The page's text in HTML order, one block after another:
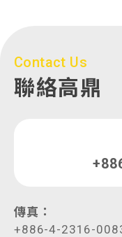
Contact Us
聯絡高鼎
傳真：
+886-4-2316-